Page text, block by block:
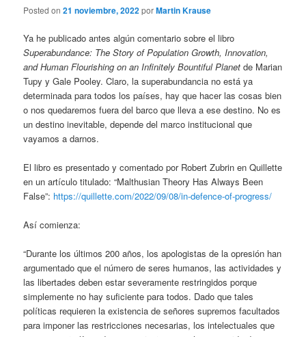
Posted on21 noviembre, 2022porMartin Krause
Ya he publicado antes algún comentario sobre el libro
Superabundance: The Story of Population Growth, Innovation,
and Human Flourishing on an Infinitely Bountiful Planet de Marian
Tupy y Gale Pooley. Claro, la superabundancia no está ya
determinada para todos los países, hay que hacer las cosas bien
o nos quedaremos fuera del barco que lleva a ese destino. No es
un destino inevitable, depende del marco institucional que
vayamos a darnos.
El libro es presentado y comentado por Robert Zubrin en Quillette
en un artículo titulado: “Malthusian Theory Has Always Been
False”: https://quillette.com/2022/09/08/in-defence-of-progress/
Así comienza:
“Durante los últimos 200 años, los apologistas de la opresión han
argumentado que el número de seres humanos, las actividades y
las libertades deben estar severamente restringidos porque
simplemente no hay suficiente para todos. Dado que tales
políticas requieren la existencia de señores supremos facultados
para imponer las restricciones necesarias, los intelectuales que